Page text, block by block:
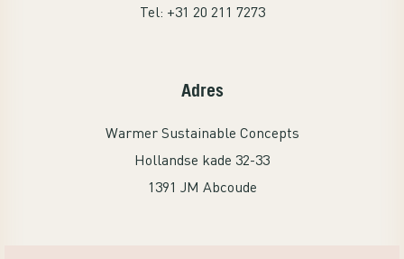
Adres
Warmer Sustainable Concepts
Hollandse kade 32-33
1391 JM Abcoude
Tel: +31 20 211 7273